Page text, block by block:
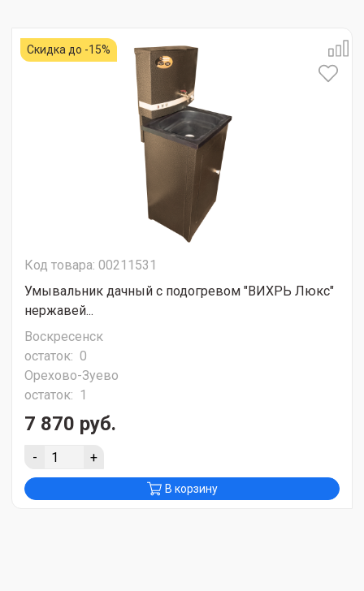
Скидка до -15%
Код товара: 00211531
Умывальник дачный с подогревом "ВИХРЬ Люкс"
нержавей...
Воскресенск
остаток: 0
Орехово-Зуево
остаток: 1
7 870 руб.
- +
В корзину